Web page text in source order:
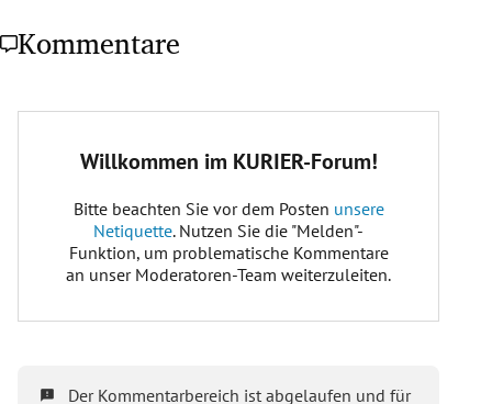
Kommentare